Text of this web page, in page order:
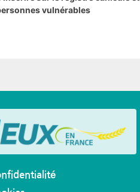
vulnérables